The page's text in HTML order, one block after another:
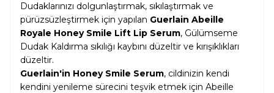
Dudaklarınızı dolgunlaştırmak, sıkılaştırmak ve
pürüzsüzleştirmek için yapılan Guerlain Abeille
Royale Honey Smile Lift Lip Serum, Gülümseme
Dudak Kaldırma sıkılığı kaybını düzeltir ve kırışıklıkları
düzeltir.
Guerlain'in Honey Smile Serum, cildinizin kendi
kendini yenileme sürecini teşvik etmek için Abeille